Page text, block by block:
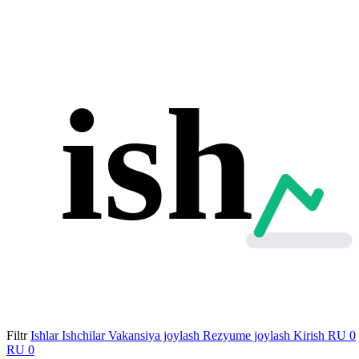
ish
Filtr Ishlar Ishchilar Vakansiya joylash Rezyume joylash Kirish RU 0
RU 0